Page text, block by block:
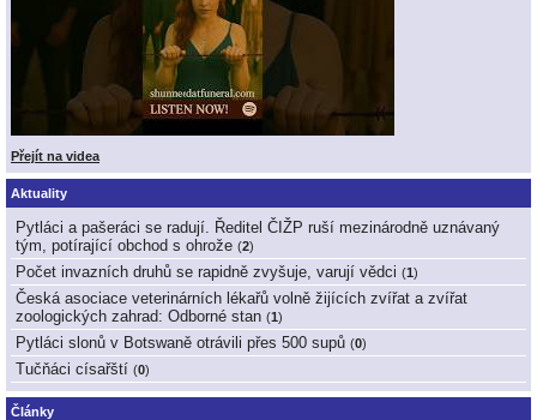
Přejít na videa
Aktuality
Pytláci a pašeráci se radují. Ředitel ČIŽP ruší mezinárodně uznávaný
tým, potírající obchod s ohrože (2)
Počet invazních druhů se rapidně zvyšuje, varují vědci (1 )
Česká asociace veterinárních lékařů volně žijících zvířat a zvířat
zoologických zahrad: Odborné stan (1 )
Pytláci slonů v Botswaně otrávili přes 500 supů (0)
Tučňáci císařští (0)
Články